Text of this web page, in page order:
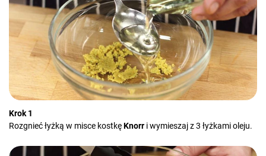
Krok 1
Rozgnieć łyżką w misce kostkęKnorr i wymieszaj z 3 łyżkami oleju.